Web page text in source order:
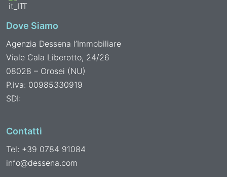
IT
Dove Siamo
Agenzia Dessena l’Immobiliare
Viale Cala Liberotto, 24/26
08028 – Orosei (NU)
P.iva: 00985330919
SDI:
Contatti
Tel: +39 0784 91084
info@dessena.com